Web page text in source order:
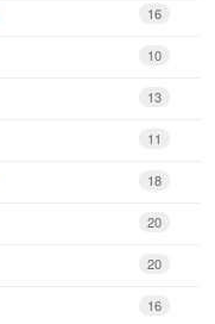
16
10
13
11
18
20
20
16